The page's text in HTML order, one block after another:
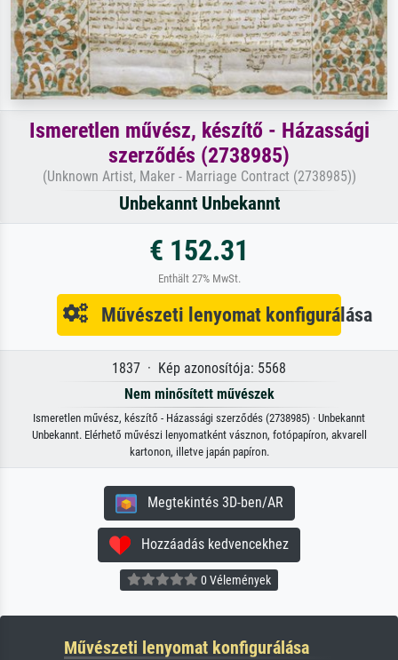
Ismeretlen művész, készítő - Házassági
szerződés (2738985)
(Unknown Artist, Maker - Marriage Contract (2738985))
Unbekannt Unbekannt
€ 152.31
Enthält 27% MwSt.
Művészeti lenyomat konfigurálása
1837 · Kép azonosítója: 5568
Nem minősített művészek
Ismeretlen művész, készítő - Házassági szerződés (2738985) · Unbekannt
Unbekannt. Elérhető művészi lenyomatként vásznon, fotópapíron, akvarell
kartonon, illetve japán papíron.
Megtekintés 3D-ben/AR
Hozzáadás kedvencekhez
0 Vélemények
Művészeti lenyomat konfigurálása